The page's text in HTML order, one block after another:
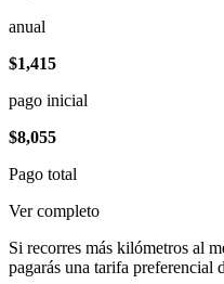
anual
$1,415
pago inicial
$8,055
Pago total
Ver completo
Si recorres más kilómetros al
pagarás una tarifa preferencial